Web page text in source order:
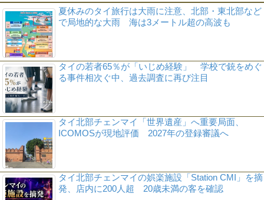
夏休みのタイ旅行は大雨に注意、北部・東北部など
で局地的な大雨 海は3メートル超の高波も
タイの若者65％が「いじめ経験」 学校で銃をめぐ
る事件相次ぐ中、過去調査に再び注目
タイ北部チェンマイ「世界遺産」へ重要局面、
ICOMOSが現地評価 2027年の登録審議へ
タイ北部チェンマイの娯楽施設「Station CMI」を摘
発、店内に200人超 20歳未満の客を確認